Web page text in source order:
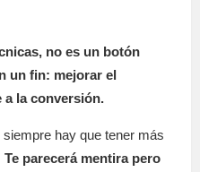
no es un botón
un fin: mejorar el
a la conversión.
hay que tener más
Te parecerá mentira pero